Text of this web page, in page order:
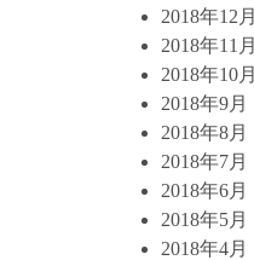
2018年12月
2018年11月
2018年10月
2018年9月
2018年8月
2018年7月
2018年6月
2018年5月
2018年4月